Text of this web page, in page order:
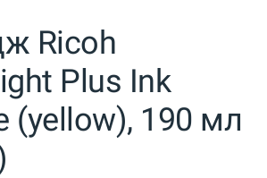
Ricoh
Plus Ink
(yellow), 190 мл